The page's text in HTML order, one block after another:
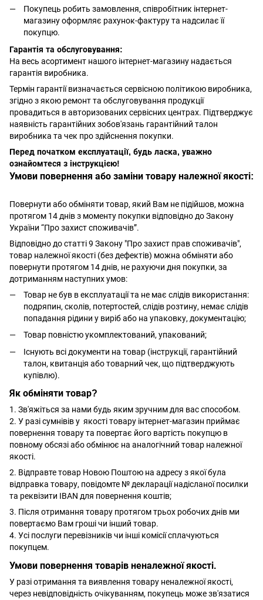
Покупець робить замовлення, співробітник інтернет-
магазину оформляє рахунок-фактуру та надсилає її
покупцю.
Гарантія та обслуговування:
На весь асортимент нашого інтернет-магазину надається
гарантія виробника.
Термін гарантії визначається сервісною політикою виробника,
згідно з якою ремонт та обслуговування продукції
провадиться в авторизованих сервісних центрах. Підтверджує
наявність гарантійних зобов'язань гарантійний талон
виробника та чек про здійснення покупки.
Перед початком експлуатації, будь ласка, уважно
ознайомтеся з інструкцією!
Умови повернення або заміни товару належної якості:
Повернути або обміняти товар, який Вам не підійшов, можна
протягом 14 днів з моменту покупки відповідно до Закону
України “Про захист споживачів”.
Відповідно до статті 9 Закону "Про захист прав споживачів",
товар належної якості (без дефектів) можна обміняти або
повернути протягом 14 днів, не рахуючи дня покупки, за
дотриманням наступних умов:
Товар не був в експлуатації та не має слідів використання:
подряпин, сколів, потертостей, слідів розтину, немає слідів
попадання рідини у виріб або на упаковку, документацію;
Товар повністю укомплектований, упакований;
Існують всі документи на товар (інструкції, гарантійний
талон, квитанція або товарний чек, що підтверджують
купівлю).
Як обміняти товар?
1. Зв'яжіться за нами будь яким зручним для вас способом.
2. У разі сумнівів у якості товару інтернет-магазин приймає
повернення товару та повертає його вартість покупцю в
повному обсязі або обмінює на аналогічний товар належної
якості.
2. Відправте товар Новою Поштою на адресу з якої була
відправка товару, повідомте № декларації надісланої посилки
та реквізити IBAN для повернення коштів;
3. Після отримання товару протягом трьох робочих днів ми
повертаємо Вам гроші чи інший товар.
4. Усі послуги перевізників чи інші комісії сплачуються
покупцем.
Умови повернення товарів неналежної якості.
У разі отримання та виявлення товару неналежної якості,
через невідповідність очікуванням, покупець може зв'язатися